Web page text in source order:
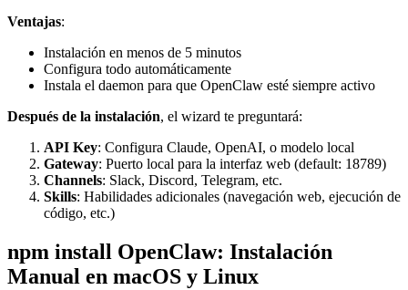
Ventajas:
Instalación en menos de 5 minutos
Configura todo automáticamente
Instala el daemon para que OpenClaw esté siempre activo
Después de la instalación, el wizard te preguntará:
API Key: Configura Claude, OpenAI, o modelo local
Gateway: Puerto local para la interfaz web (default: 18789)
Channels: Slack, Discord, Telegram, etc.
Skills: Habilidades adicionales (navegación web, ejecución de
código, etc.)
npm install OpenClaw: Instalación
Manual en macOS y Linux